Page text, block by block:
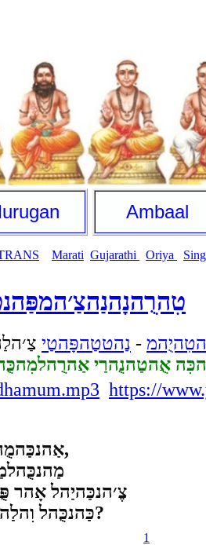
Ambaal
Marati Gujarathi Oriya
- נַהטטַהפָּהטַי
אֻהטַהנֻהרַי
https://
אַהנכַּהמֻהמ וֵהטַהמֻהמ אוֹטֻהמ נָהוַהר אַהנטַהנַהר נָהלֻהמ אַהטִה פַּהרַהוַה,
צֶ׳הנכַּהיַהל אָהר
כַּהנכֻּהל וִהלַהנכֻּה אֶהרִה אֵהנטִה אָהטֻהמ כַּהנַהפַּהטִהיִיצ׳צֻ׳הרַהמ כָּהמֻהרַהוֵה?
1